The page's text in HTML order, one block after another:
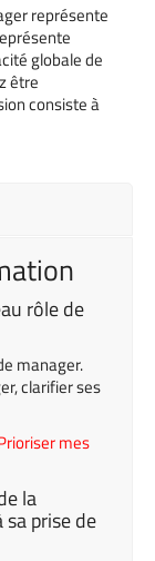
représente
globale de
être
consiste à
rôle de
manager.
clarifier ses
mes
la
prise de